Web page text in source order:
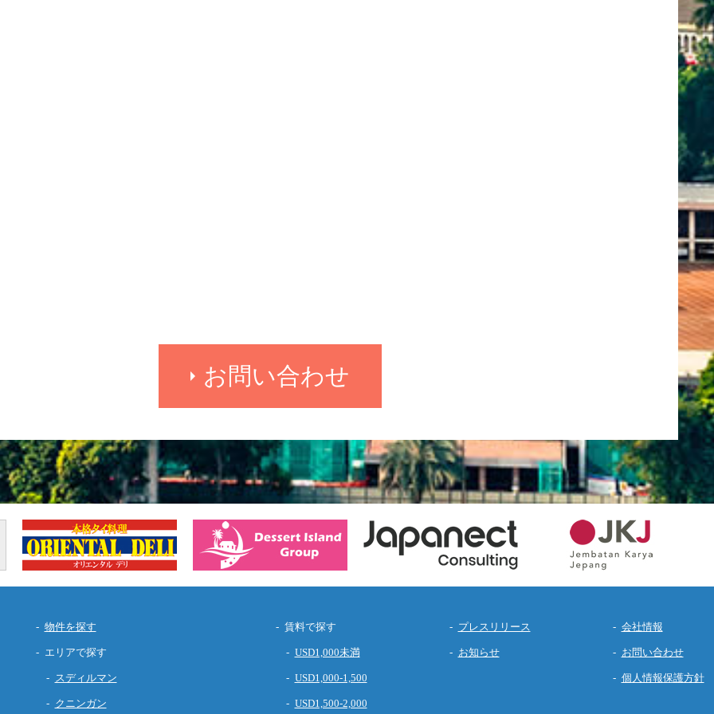
お問い合わせ
物件を探す
エリアで探す
スディルマン
クニンガン
賃料で探す
USD1,000未満
USD1,000-1,500
USD1,500-2,000
プレスリリース
お知らせ
会社情報
お問い合わせ
個人情報保護方針